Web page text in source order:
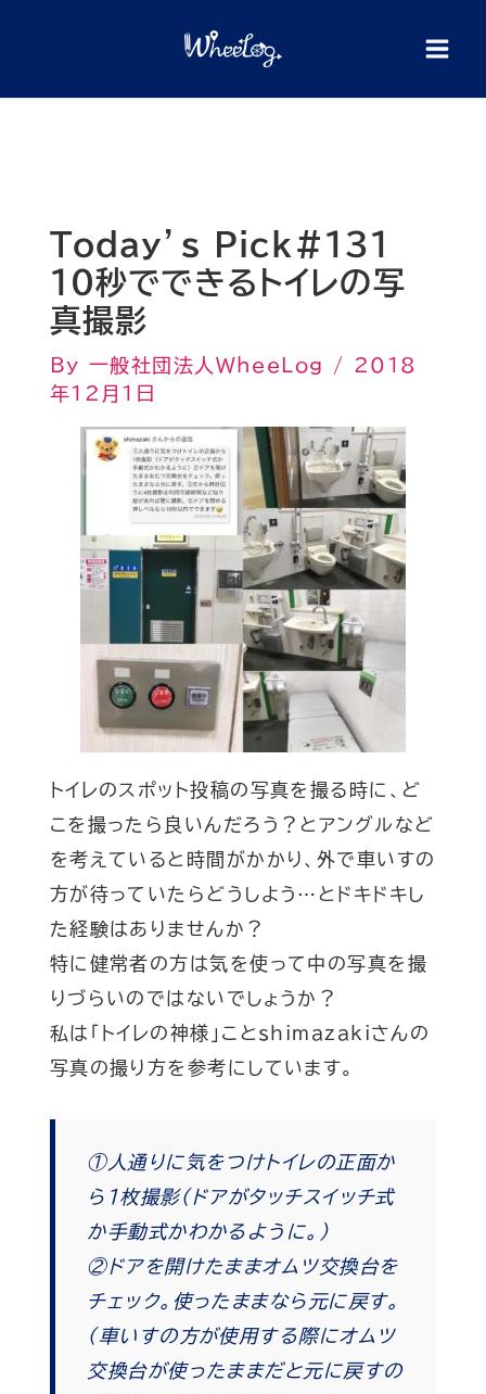
Today’s Pick#131
10秒でできるトイレの写
真撮影
By 一般社団法人WheeLog /
2018
年12月1日
トイレのスポット投稿の写真を撮る時に、ど
こを撮ったら良いんだろう？とアングルなど
を考えていると時間がかかり、外で車いすの
方が待っていたらどうしよう…とドキドキし
た経験はありませんか？
特に健常者の方は気を使って中の写真を撮
りづらいのではないでしょうか？
私は「トイレの神様」ことshimazakiさんの
写真の撮り方を参考にしています。
①人通りに気をつけトイレの正面か
ら1枚撮影(ドアがタッチスイッチ式
か手動式かわかるように。)
②ドアを開けたままオムツ交換台を
チェック。使ったままなら元に戻す。
(車いすの方が使用する際にオムツ
交換台が使ったままだと元に戻すの